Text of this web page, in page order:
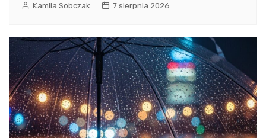
Kamila Sobczak 7 sierpnia 2026